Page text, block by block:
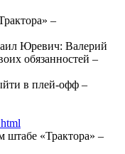
–
Юревич: Валерий
обязанностей –
в плей-офф –
штабе «Трактора» –